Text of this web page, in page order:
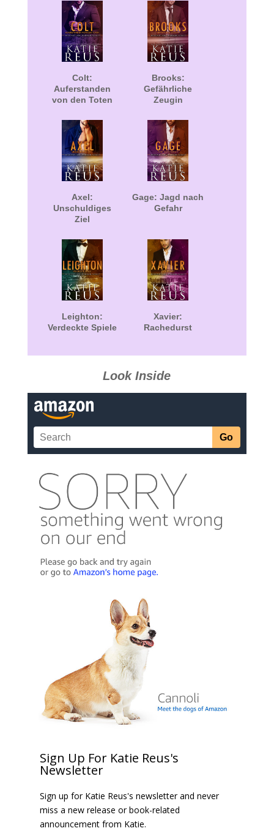
Colt:
Auferstanden
von den Toten
Brooks:
Gefährliche
Zeugin
Axel:
Unschuldiges
Ziel
Gage: Jagd nach
Gefahr
Leighton:
Verdeckte Spiele
Xavier:
Rachedurst
Look Inside
Sign Up For Katie Reus's
Newsletter
Sign up for Katie Reus's newsletter and never
miss a new release or book-related
announcement from Katie.